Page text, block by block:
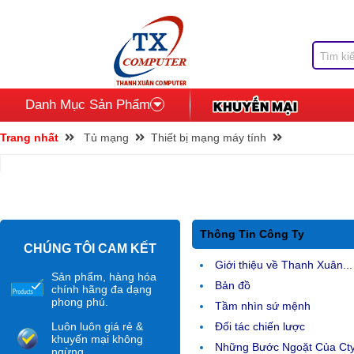
Danh Mục Sản Phẩm
Trang nhất Tủ mạng Thiết bị mạng máy tính
CHÚNG TÔI CAM KẾT
Sản phẩm, hàng hóa
chính hãng đa dạng
phong phú.
Luôn luôn giá rẻ &
khuyến mại không
Thông Tin Công Ty
Giới thiệu về Thanh Xuân...
Bản đồ
Tầm nhìn sứ mệnh
Đối tác chiến lược
Những Bước Ngoặt Của